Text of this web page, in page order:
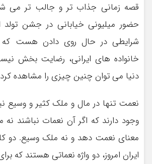
قصه زمانی جذاب تر و جالب تر می
حضور میلیونی خیابانی در جشن تولد
شرایطی در حال روی دادن هست که
خانواده های ایرانی، رضایت بخش
دنیا می توان چنین چیزی را مشاهده
نعمت تنها در مال و ملک کثیر و وسیع
وجود دارند که اگر آن نعمات نباشند نه
معنای نعمت دهد و نه ملک وسیع. دو
ایران امروز، دو واژه نعماتی هستند که